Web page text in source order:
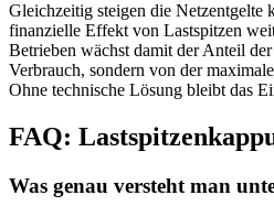
Gleichzeitig steigen die
finanzielle Effekt von Lastspitzen
Betrieben wächst damit der Anteil
Verbrauch, sondern von der
Ohne technische Lösung bleibt das
FAQ:
Was genau versteht man